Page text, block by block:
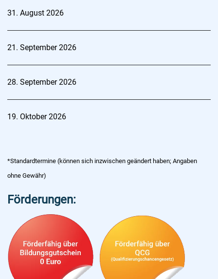
31. August 2026
21. September 2026
28. September 2026
19. Oktober 2026
*Standardtermine (können sich inzwischen geändert haben; Angaben
ohne Gewähr)
Förderungen: